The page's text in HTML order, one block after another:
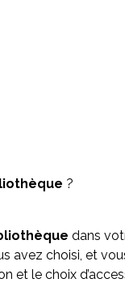
?
dans
avez choisi, et
et le choix